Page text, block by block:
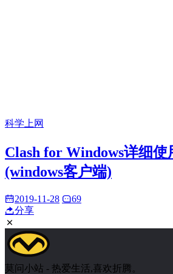
科学上网
Clash for Windows详细使
(windows客户端)
2019-11-28
69
分享
莫问小站 - 热爱生活,喜欢折腾。